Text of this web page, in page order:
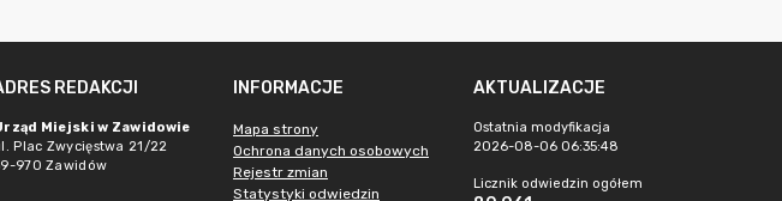
REDAKCJI
Miejski w Zawidowie
Plac Zwycięstwa 21/22
970 Zawidów
INFORMACJE
Mapa strony
Ochrona danych osobowych
Rejestr zmian
Statystyki odwiedzin
AKTUALIZACJE
Ostatnia modyfikacja
2026-08-06 06:35:48
Licznik odwiedzin ogółem